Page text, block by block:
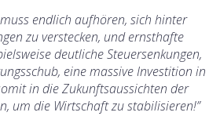
endlich aufhören, sich hinter
zu verstecken, und ernsthafte
deutliche Steuersenkungen,
eine massive Investition in
in die Zukunftsaussichten der
um die Wirtschaft zu stabilisieren!”